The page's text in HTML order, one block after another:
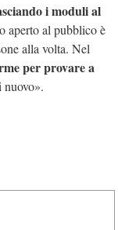
i moduli al
aperto al pubblico è
alla volta. Nel
per provare a
nuovo».